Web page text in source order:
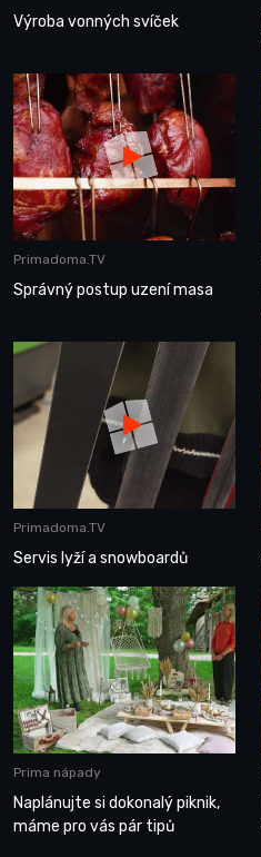
Výroba vonných svíček
Primadoma.TV
Správný postup uzení masa
Primadoma.TV
Servis lyží a snowboardů
Prima nápady
Naplánujte si dokonalý piknik,
máme pro vás pár tipů